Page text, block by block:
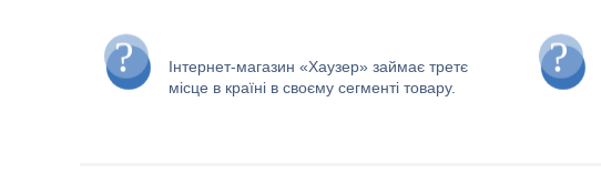
Інтернет-магазин «Хаузер» займає третє
місце в країні в своєму сегменті товару.